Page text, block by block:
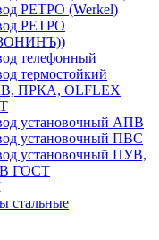
РЕТРО (Werkel)
РЕТРО
телефонный
термостойкий
ПРКА, OLFLEX
установочный АПВ
установочный ПВС
установочный ПУВ,
ГОСТ
стальные